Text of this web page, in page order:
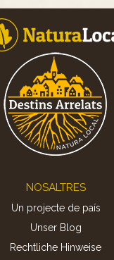
NOSALTRES
Un projecte de país
Unser Blog
Rechtliche Hinweise